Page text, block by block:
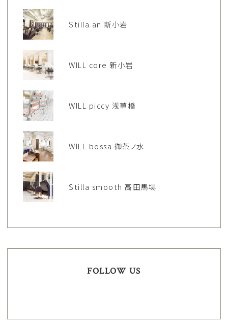
Stilla an 新小岩
WILL core 新小岩
WILL piccy 浅草橋
WILL bossa 御茶ノ水
Stilla smooth 高田馬場
FOLLOW US